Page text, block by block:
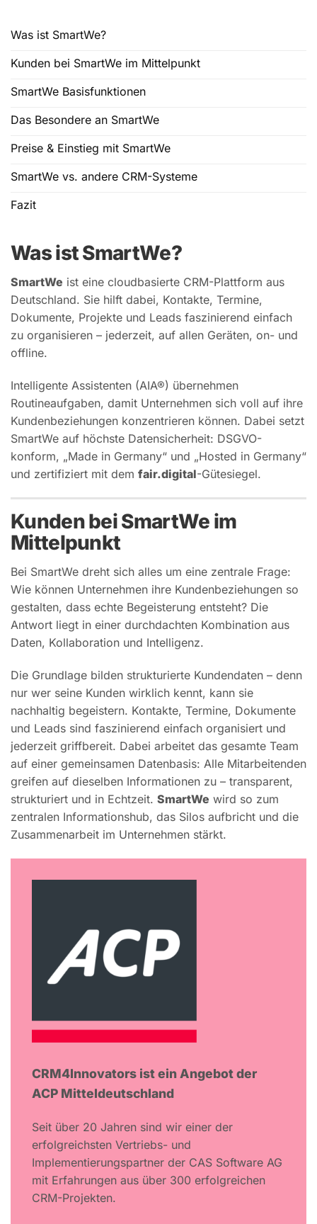
Was ist SmartWe?
Kunden bei SmartWe im Mittelpunkt
SmartWe Basisfunktionen
Das Besondere an SmartWe
Preise & Einstieg mit SmartWe
SmartWe vs. andere CRM-Systeme
Fazit
Was ist SmartWe?
SmartWe ist eine cloudbasierte CRM-Plattform aus
Deutschland. Sie hilft dabei, Kontakte, Termine,
Dokumente, Projekte und Leads faszinierend einfach
zu organisieren – jederzeit, auf allen Geräten, on- und
offline.
Intelligente Assistenten (AIA®) übernehmen
Routineaufgaben, damit Unternehmen sich voll auf ihre
Kundenbeziehungen konzentrieren können. Dabei setzt
SmartWe auf höchste Datensicherheit: DSGVO-
konform, „Made in Germany“ und „Hosted in Germany“
und zertifiziert mit dem fair.digital-Gütesiegel.
Kunden bei SmartWe im
Mittelpunkt
Bei SmartWe dreht sich alles um eine zentrale Frage:
Wie können Unternehmen ihre Kundenbeziehungen so
gestalten, dass echte Begeisterung entsteht? Die
Antwort liegt in einer durchdachten Kombination aus
Daten, Kollaboration und Intelligenz.
Die Grundlage bilden strukturierte Kundendaten – denn
nur wer seine Kunden wirklich kennt, kann sie
nachhaltig begeistern. Kontakte, Termine, Dokumente
und Leads sind faszinierend einfach organisiert und
jederzeit griffbereit. Dabei arbeitet das gesamte Team
auf einer gemeinsamen Datenbasis: Alle Mitarbeitenden
greifen auf dieselben Informationen zu – transparent,
strukturiert und in Echtzeit. SmartWe wird so zum
zentralen Informationshub, das Silos aufbricht und die
Zusammenarbeit im Unternehmen stärkt.
CRM4Innovators ist ein Angebot der
ACP Mitteldeutschland
Seit über 20 Jahren sind wir einer der
erfolgreichsten Vertriebs- und
Implementierungspartner der CAS Software AG
mit Erfahrungen aus über 300 erfolgreichen
CRM-Projekten.